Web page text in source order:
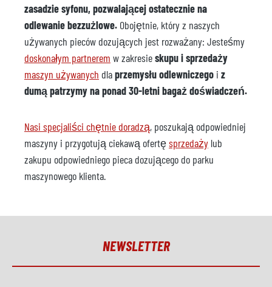
zasadzie syfonu, pozwalającej ostatecznie na
odlewanie bezzużlowe. Obojętnie, który z naszych
używanych pieców dozujących jest rozważany: Jesteśmy
doskonałym partnerem w zakresieskupu i sprzedaży
maszyn używanych dlaprzemysłu odlewniczego i z
dumą patrzymy na ponad 30-letni bagaż doświadczeń.
Nasi specjaliści chętnie doradzą, poszukają odpowiedniej
maszyny i przygotują ciekawą ofertęsprzedaży lub
zakupu odpowiedniego pieca dozującego do parku
maszynowego klienta.
NEWSLETTER